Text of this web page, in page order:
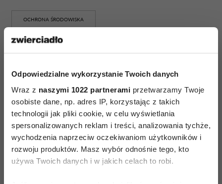
Odpowiedzialne wykorzystanie Twoich danych
Wraz z naszymi 1022 partnerami przetwarzamy Twoje
osobiste dane, np. adres IP, korzystając z takich
technologii jak pliki cookie, w celu wyświetlania
spersonalizowanych reklam i treści, analizowania tychże,
wychodzenia naprzeciw oczekiwaniom użytkowników i
rozwoju produktów. Masz wybór odnośnie tego, kto
używa Twoich danych i w jakich celach to robi.
OCHRONA ŚRODOWISKA